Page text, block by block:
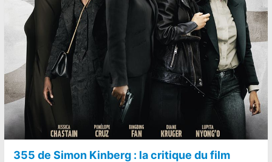
355 de Simon Kinberg : la critique du film